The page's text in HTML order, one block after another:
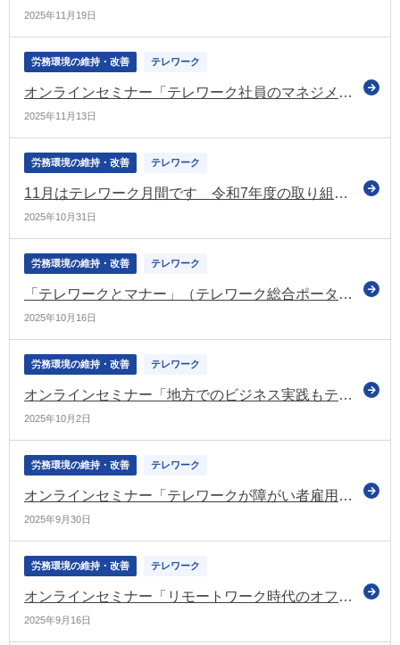
2025年11月19日
労務環境の維持・改善 テレワーク
オンラインセミナー「テレワーク社員のマネジメントと評価は難しくない」を開催（テレワーク総合ポータルサイト）
2025年11月13日
労務環境の維持・改善 テレワーク
11月はテレワーク月間です 令和7年度の取り組みなどを公表（厚労省など）
2025年10月31日
労務環境の維持・改善 テレワーク
「テレワークとマナー」（テレワーク総合ポータルサイトのコラム）
2025年10月16日
労務環境の維持・改善 テレワーク
オンラインセミナー「地方でのビジネス実践もテレワークは不可欠」を開催（テレワーク総合ポータルサイト）
2025年10月2日
労務環境の維持・改善 テレワーク
オンラインセミナー「テレワークが障がい者雇用の課題を解決」を開催（テレワーク総合ポータルサイト）
2025年9月30日
労務環境の維持・改善 テレワーク
オンラインセミナー「リモートワーク時代のオフィスには何が必要か」を開催（テレワーク総合ポータルサイト）
2025年9月16日